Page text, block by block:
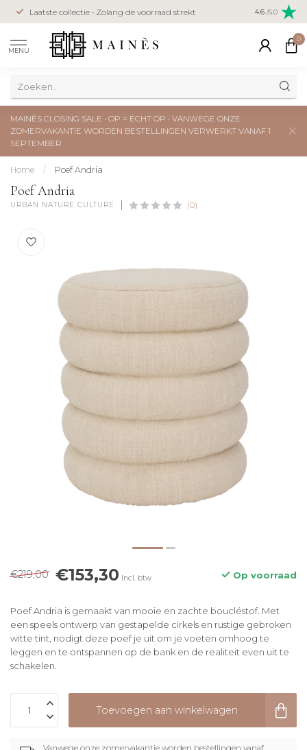
Laatste collectie • Zolang de voorraad strekt Veilig
creditcard
4.6 /5.0
MENU
0
MAINÈS CLOSING SALE • OP = ÉCHT OP • VANWEGE ONZE
ZOMERVAKANTIE WORDEN BESTELLINGEN VERWERKT VANAF 1
SEPTEMBER
Home / Poef Andria
Poef Andria
URBAN NATURE CULTURE (0)
€219,00 €153,30 Incl. btw Op voorraad
Poef Andria is gemaakt van mooie en zachte boucléstof. Met
een speels ontwerp van gestapelde cirkels en rustige gebroken
witte tint, nodigt deze poef je uit om je voeten omhoog te
leggen en te ontspannen op de bank en de realiteit even uit te
schakelen.
Toevoegen aan winkelwagen
Vanwege onze zomervakantie worden bestellingen vanaf